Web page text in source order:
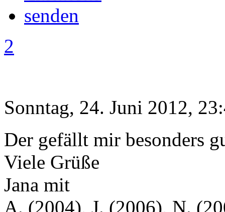
2
Sonntag, 24. Juni 2012,
Der gefällt mir besonders
Viele Grüße
Jana mit
A. (2004), J. (2006), N.